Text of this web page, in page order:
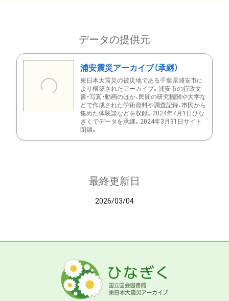
データの提供元
浦安震災アーカイブ（承継）
東日本大震災の被災地である千葉県浦安市に
より構築されたアーカイブ。浦安市の行政文
書・写真・動画のほか、民間の研究機関や大学な
どで作成された学術資料や調査記録、市民から
集めた体験談などを収録。2024年7月1日ひな
ぎくでデータを承継。2024年3月31日サイト
閉鎖。
最終更新日
2026/03/04